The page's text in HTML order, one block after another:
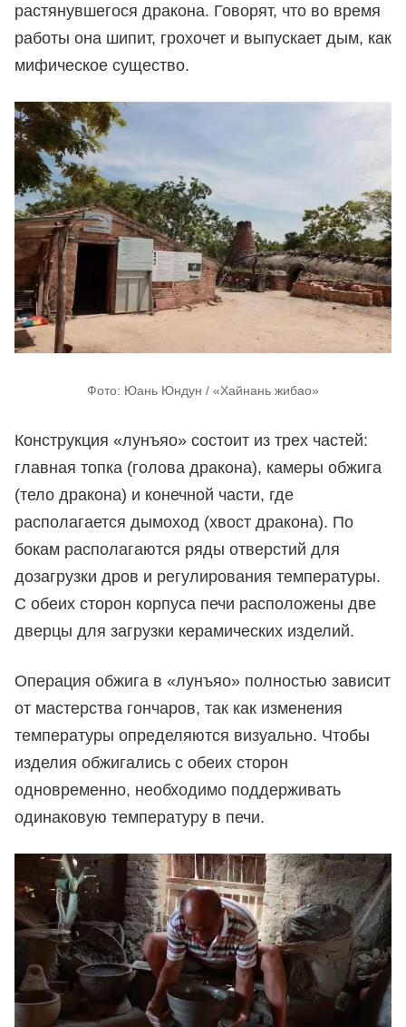
растянувшегося дракона. Говорят, что во время
работы она шипит, грохочет и выпускает дым, как
мифическое существо.
Фото: Юань Юндун / «Хайнань жибао»
Конструкция «лунъяо» состоит из трех частей:
главная топка (голова дракона), камеры обжига
(тело дракона) и конечной части, где
располагается дымоход (хвост дракона). По
бокам располагаются ряды отверстий для
дозагрузки дров и регулирования температуры.
С обеих сторон корпуса печи расположены две
дверцы для загрузки керамических изделий.
Операция обжига в «лунъяо» полностью зависит
от мастерства гончаров, так как изменения
температуры определяются визуально. Чтобы
изделия обжигались с обеих сторон
одновременно, необходимо поддерживать
одинаковую температуру в печи.